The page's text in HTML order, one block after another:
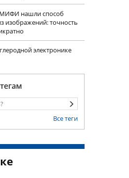
нашли способ
изображений: точность
электронике
Все теги